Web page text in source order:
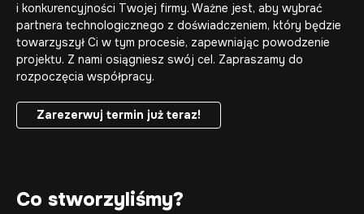
i konkurencyjności Twojej firmy. Ważne jest, aby wybrać
partnera technologicznego z doświadczeniem, który będzie
towarzyszył Ci w tym procesie, zapewniając powodzenie
projektu. Z nami osiągniesz swój cel. Zapraszamy do
rozpoczęcia współpracy.
Zarezerwuj termin już teraz!
Co stworzyliśmy?